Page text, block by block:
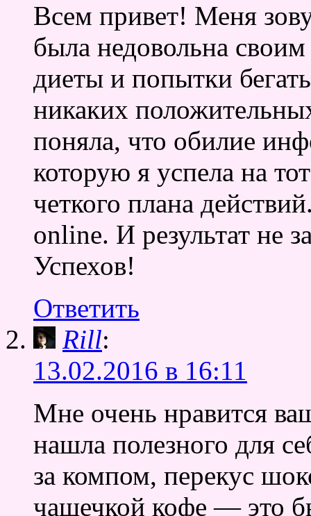
Всем привет! Меня
была недовольна
диеты и попытки
никаких
поняла, что обилие
которую я успела на
четкого плана
online. И результат не
Успехов!
Ответить
Rill:
13.02.2016 в 16:11
Мне очень нравится
нашла полезного для
за компом, перекус
чашечкой кофе — это